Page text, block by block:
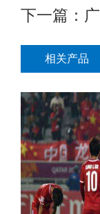
下一篇：
相关产品